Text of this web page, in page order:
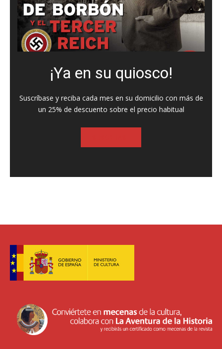
¡Ya en su quiosco!
Suscríbase y reciba cada mes en su domicilio con más de
un 25% de descuento sobre el precio habitual